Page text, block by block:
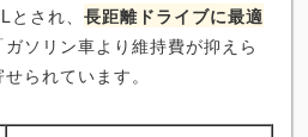
され、 長距離ドライブに最適
ソリン車より維持費が抑えら
られています。